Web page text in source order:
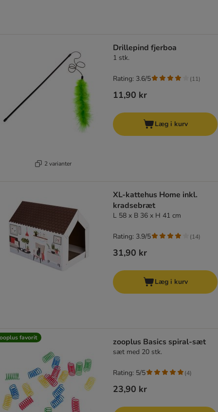
2 varianter
Drillepind fjerboa
1 stk.
11,90 kr
Rating: 3.6/5 (11)
Læg i kurv
XL-kattehus Home inkl.
kradsebræt
L 58 x B 36 x H 41 cm
31,90 kr
Rating: 3.9/5 (14)
Læg i kurv
favorit zooplus Basics spiral-sæt
sæt med 20 stk.
23,90 kr
Rating: 5/5 (4)